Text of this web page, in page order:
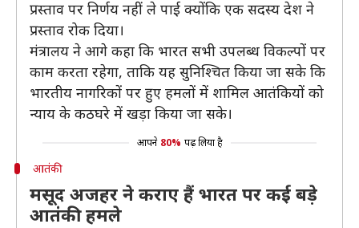
प्रस्ताव पर निर्णय नहीं ले पाई क्योंकि एक सदस्य देश ने
प्रस्ताव रोक दिया।
मंत्रालय ने आगे कहा कि भारत सभी उपलब्ध विकल्पों पर
काम करता रहेगा, ताकि यह सुनिश्चित किया जा सके कि
भारतीय नागरिकों पर हुए हमलों में शामिल आतंकियों को
न्याय के कठघरे में खड़ा किया जा सके।
आपने 80% पढ़ लिया है
आतंकी
मसूद अजहर ने कराए हैं भारत पर कई बड़े
आतंकी हमले